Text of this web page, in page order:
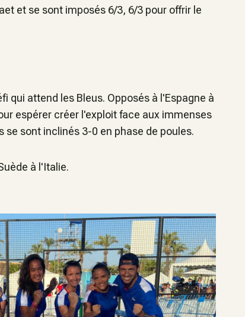
et se sont imposés 6/3, 6/3 pour offrir le
qui attend les Bleus. Opposés à l'Espagne à
espérer créer l'exploit face aux immenses
sont inclinés 3-0 en phase de poules.
à l'Italie.